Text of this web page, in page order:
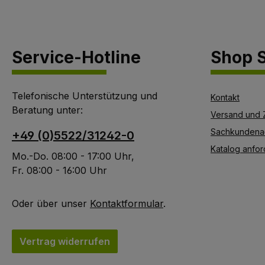
kalkulierten ARBO-
FLEX Menge
Voranstrich LX60 satt
auftragen werden und
Zubehör
F1019801 Qualitativ
Materialien,
für
ARBO-
Service-Hotline
Telefonische Unterstützung und
Beratung unter:
+49 (0)5522/31242-0
Mo.-Do. 08:00 - 17:00 Uhr,
Fr. 08:00 - 16:00 Uhr
Oder über unser Kontaktformular.
Vertrag widerrufen
Shop
Kontakt
Versand und
Katalog